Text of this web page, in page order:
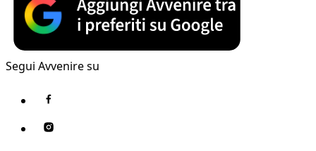
Segui Avvenire su